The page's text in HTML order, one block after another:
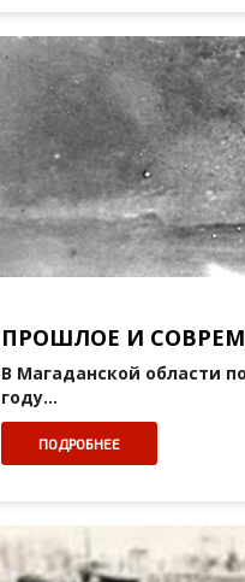
ПРОШЛОЕ И
В Магаданской области
году...
ПОДРОБНЕЕ